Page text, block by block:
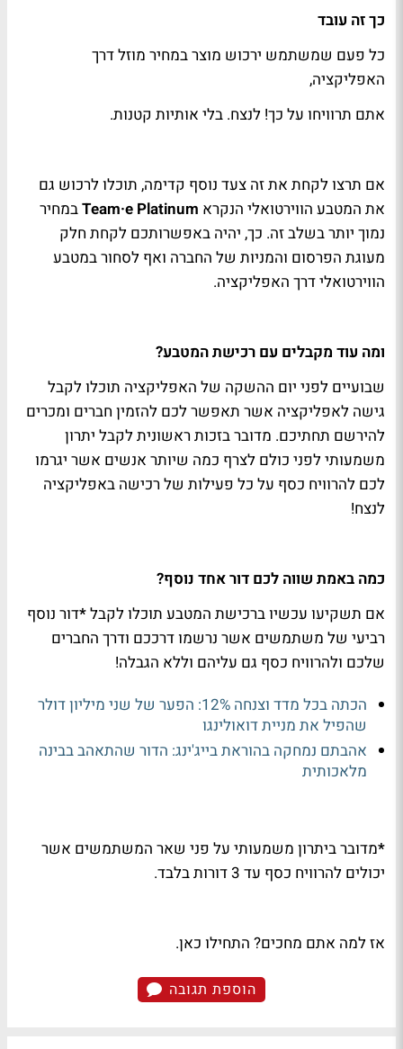
כך זה עובד
כל פעם שמשתמש ירכוש מוצר במחיר מוזל דרך
האפליקציה,
אתם תרוויחו על כך! לנצח. בלי אותיות קטנות.
אם תרצו לקחת את זה צעד נוסף קדימה, תוכלו לרכוש גם
את המטבע הווירטואלי הנקרא Team·e Platinumבמחיר
נמוך יותר בשלב זה. כך, יהיה באפשרותכם לקחת חלק
מעוגת הפרסום והמניות של החברה ואף לסחור במטבע
הווירטואלי דרך האפליקציה.
ומה עוד מקבלים עם רכישת המטבע?
שבועיים לפני יום ההשקה של האפליקציה תוכלו לקבל
גישה לאפליקציה אשר תאפשר לכם להזמין חברים ומכרים
להירשם תחתיכם. מדובר בזכות ראשונית לקבל יתרון
משמעותי לפני כולם לצרף כמה שיותר אנשים אשר יגרמו
לכם להרוויח כסף על כל פעילות של רכישה באפליקציה
לנצח!
כמה באמת שווה לכם דור אחד נוסף?
אם תשקיעו עכשיו ברכישת המטבע תוכלו לקבל*דור נוסף
רביעי של משתמשים אשר נרשמו דרככם ודרך החברים
שלכם ולהרוויח כסף גם עליהם וללא הגבלה!
הכתה בכל מדד וצנחה 12%: הפער של שני מיליון דולר
שהפיל את מניית דואולינגו
אהבתם נמחקה בהוראת בייג'ינג: הדור שהתאהב בבינה
מלאכותית
*מדובר ביתרון משמעותי על פני שאר המשתמשים אשר
יכולים להרוויח כסף עד 3 דורות בלבד.
אז למה אתם מחכים? התחילו כאן.
הוספת תגובה